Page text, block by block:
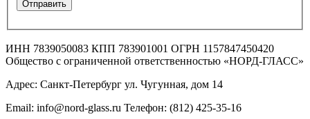
ИНН 7839050083 КПП 783901001 ОГРН 1157847450420
Общество с ограниченной ответственностью «НОРД-ГЛАСС»
Адрес: Санкт-Петербург ул. Чугунная, дом 14
Email: info@nord-glass.ru Телефон: (812) 425-35-16